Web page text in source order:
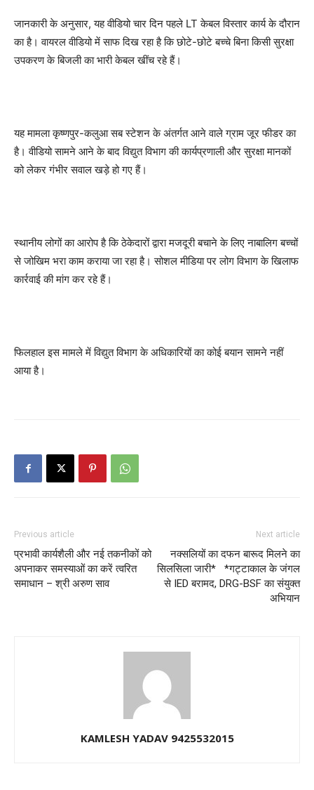
जानकारी के अनुसार, यह वीडियो चार दिन पहले LT केबल विस्तार कार्य के दौरान
का है। वायरल वीडियो में साफ दिख रहा है कि छोटे-छोटे बच्चे बिना किसी सुरक्षा
उपकरण के बिजली का भारी केबल खींच रहे हैं।
यह मामला कृष्णपुर-कलुआ सब स्टेशन के अंतर्गत आने वाले ग्राम जूर फीडर का
है। वीडियो सामने आने के बाद विद्युत विभाग की कार्यप्रणाली और सुरक्षा मानकों
को लेकर गंभीर सवाल खड़े हो गए हैं।
स्थानीय लोगों का आरोप है कि ठेकेदारों द्वारा मजदूरी बचाने के लिए नाबालिग बच्चों
से जोखिम भरा काम कराया जा रहा है। सोशल मीडिया पर लोग विभाग के खिलाफ
कार्रवाई की मांग कर रहे हैं।
फिलहाल इस मामले में विद्युत विभाग के अधिकारियों का कोई बयान सामने नहीं
आया है।
Previous article
प्रभावी कार्यशैली और नई तकनीकों को
अपनाकर समस्याओं का करें त्वरित
समाधान – श्री अरुण साव
Next article
नक्सलियों का दफन बारूद मिलने का
सिलसिला जारी* *गट्टाकाल के जंगल
से IED बरामद, DRG-BSF का संयुक्त
अभियान
KAMLESH YADAV 9425532015